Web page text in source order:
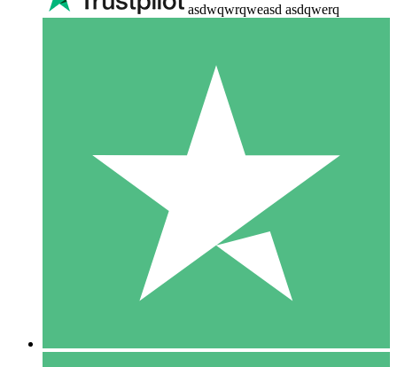
asdwqwrqweasd asdqwerq